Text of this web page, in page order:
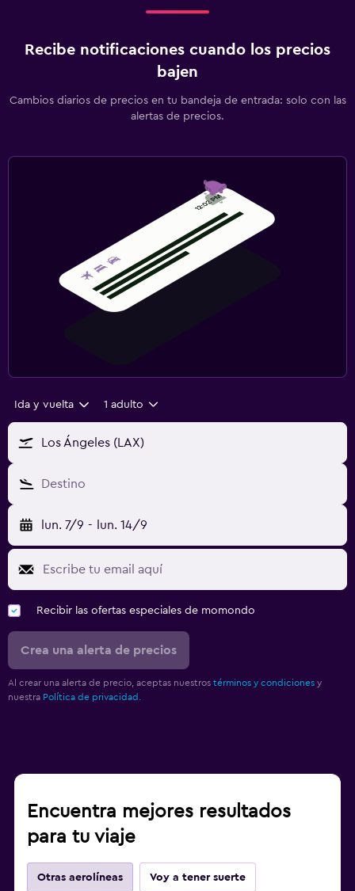
Recibe notificaciones cuando los precios
bajen
Cambios diarios de precios en tu bandeja de entrada: solo con las
alertas de precios.
Ida y vuelta 1 adulto
Los Ángeles (LAX)
Destino
lun. 7/9 - lun. 14/9
Recibir las ofertas especiales de momondo
Crea una alerta de precios
Al crear una alerta de precio, aceptas nuestros términos y condiciones y
nuestra Política de privacidad.
Encuentra mejores resultados
para tu viaje
Otras aerolíneas Voy a tener suerte